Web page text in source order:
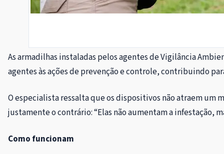
As armadilhas instaladas pelos agentes de Vigilância
agentes às ações de prevenção e controle, contribuindo
O especialista ressalta que os dispositivos não atraem um
justamente o contrário: “Elas não aumentam a infestação,
Como funcionam